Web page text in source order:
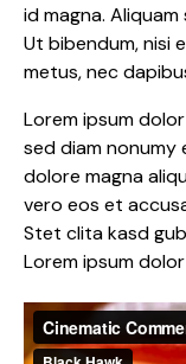
id magna.
Ut bibendum, nisi
metus, nec
Lorem ipsum
sed diam
dolore magna
vero eos et
Stet clita kasd
Lorem ipsum